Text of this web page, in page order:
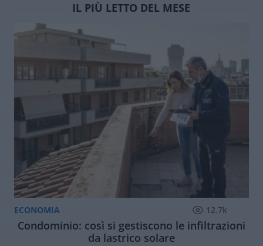
IL PIÙ LETTO DEL MESE
ECONOMIA 12.7k
Condominio: così si gestiscono le infiltrazioni
da lastrico solare